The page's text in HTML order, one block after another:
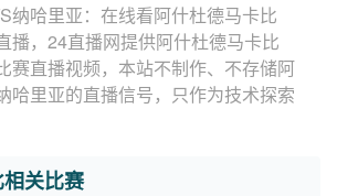
纳哈里亚：在线看阿什杜德马卡比
播，24直播网提供阿什杜德马卡比
赛直播视频，本站不制作、不存储阿
哈里亚的直播信号，只作为技术探索
关比赛